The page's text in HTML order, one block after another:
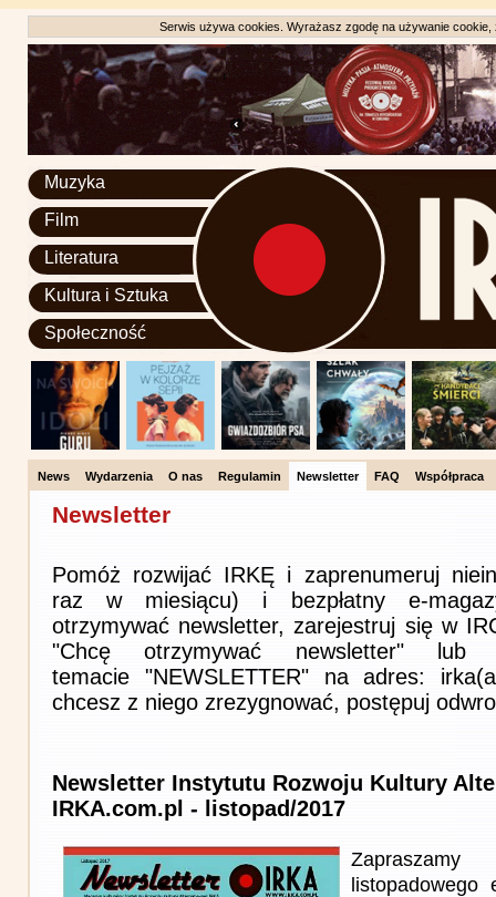
Serwis używa cookies. Wyrażasz zgodę na używanie
Muzyka
Film
Literatura
Kultura i Sztuka
Społeczność
News Wydarzenia O nas Regulamin Newsletter FAQ Współpraca
Newsletter
Pomóż rozwijać IRKĘ i zaprenumeruj
raz w miesiącu) i bezpłatny e-
otrzymywać newsletter, zarejestruj się w
"Chcę otrzymywać newsletter"
temacie "NEWSLETTER" na adres:
chcesz z niego zrezygnować, postępuj
Newsletter Instytutu Rozwoju Kultury
IRKA.com.pl - listopad/2017
listopadowego